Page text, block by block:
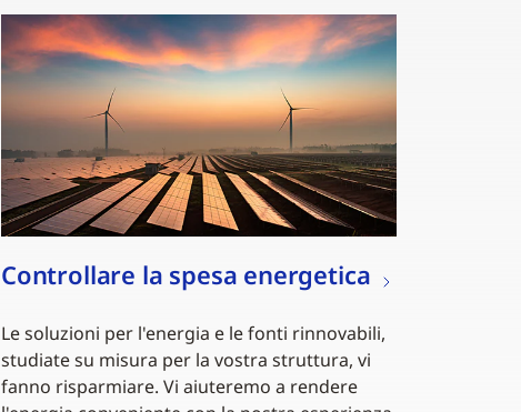
Controllare la spesa energetica
Le soluzioni per l'energia e le fonti rinnovabili,
studiate su misura per la vostra struttura, vi
fanno risparmiare. Vi aiuteremo a rendere